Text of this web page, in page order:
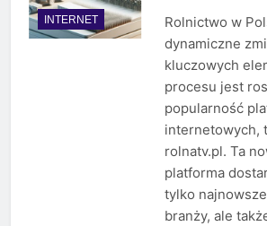
INTERNET
Rolnictwo w
dynamiczne
kluczowych
procesu jest
popularność
internetowych,
rolnatv.pl. Ta
platforma
tylko
branży, ale